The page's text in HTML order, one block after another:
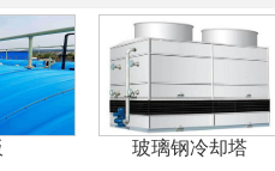
玻璃钢冷却塔